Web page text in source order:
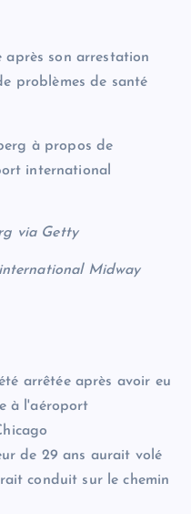
après son arrestation
problèmes de santé
via Getty
Midway
arrêtée après avoir eu
à l'aéroport
de 29 ans aurait volé
conduit sur le chemin